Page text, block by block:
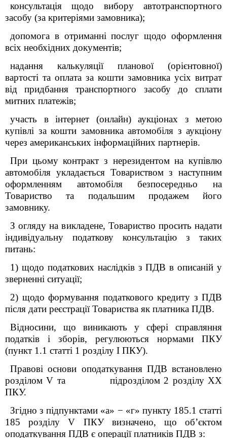
консультація щодо вибору автотранспортного
засобу (за критеріями замовника);
допомога в отриманні послуг щодо оформлення
всіх необхідних документів;
надання калькуляції планової (орієнтовної)
вартості та оплата за кошти замовника усіх витрат
від придбання транспортного засобу до сплати
митних платежів;
участь в інтернет (онлайн) аукціонах з метою
купівлі за кошти замовника автомобіля з аукціону
через американських інформаційних партнерів.
При цьому контракт з нерезидентом на купівлю
автомобіля укладається Товариством з наступним
оформленням автомобіля безпосередньо на
Товариство та подальшим продажем його
замовнику.
З огляду на викладене, Товариство просить надати
індивідуальну податкову консультацію з таких
питань:
1) щодо податкових наслідків з ПДВ в описаній у
зверненні ситуації;
2) щодо формування податкового кредиту з ПДВ
після дати реєстрації Товариства як платника ПДВ.
Відносини, що виникають у сфері справляння
податків і зборів, регулюються нормами ПКУ
(пункт 1.1 статті 1 розділу І ПКУ).
Правові основи оподаткування ПДВ встановлено
розділом V та підрозділом 2 розділу XX
ПКУ.
Згідно з підпунктами «а» − «г» пункту 185.1 статті
185 розділуV ПКУ визначено, що об’єктом
оподаткування ПДВ є операції платників ПДВ з: